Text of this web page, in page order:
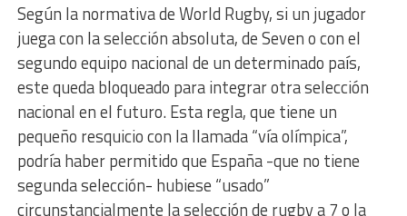
Según la normativa de World Rugby, si un jugador
juega con la selección absoluta, de Seven o con el
segundo equipo nacional de un determinado país,
este queda bloqueado para integrar otra selección
nacional en el futuro. Esta regla, que tiene un
pequeño resquicio con la llamada “vía olímpica”,
podría haber permitido que España -que no tiene
segunda selección- hubiese “usado”
circunstancialmente la selección de rugby a 7 o la